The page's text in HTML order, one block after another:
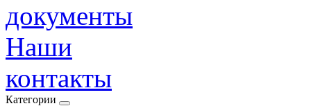
документы
Наши
контакты
Категории